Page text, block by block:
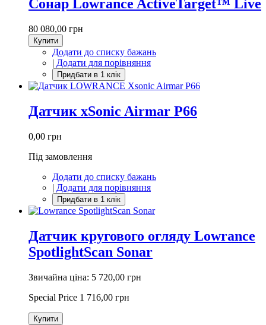
Сонар Lowrance ActiveTarget™ Live
80 080,00 грн
Купити
Додати до списку бажань
| Додати для порівняння
Датчик xSonic Airmar P66
0,00 грн
Під замовлення
Додати до списку бажань
| Додати для порівняння
Датчик кругового огляду Lowrance
SpotlightScan Sonar
Звичайна ціна: 5 720,00 грн
Special Price 1 716,00 грн
Купити